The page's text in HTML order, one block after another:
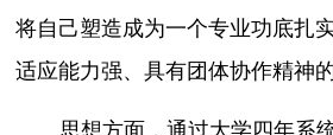
将自己塑造成为一个专业功底扎
适应能力强、具有团体协作精神的
思想方面，通过大学四年系